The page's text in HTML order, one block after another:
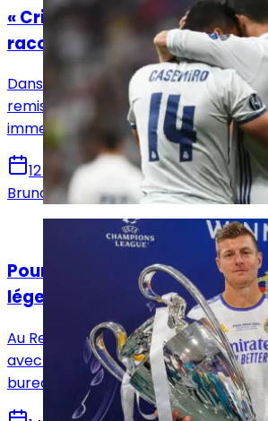
« Cristiano sentait les buts » :
raconte son grand Real
Dans son échange avec Rio
remis des mots très simples sur une
immense : celle d’un Real Madrid
12 mai 2026
Bruno De Oliveira
Actualités
Pourquoi le Real Madrid mise
légendes comme Kroos ?
Au Real Madrid, certaines histoires
avec la retraite sportive : elles se
bureaux ou sur les terrains de